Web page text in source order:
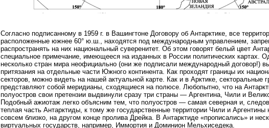
Согласно подписанному в 1959 г. в Вашингтоне Договору об Антарктике, все
расположенные южнее 60° ю.ш., находятся под международным управлением,
распространять на них национальный суверенитет. Об этом говорят белый цвет
специальное примечание, имеющееся на изданных в России политических картах.
несколько стран мира неофициально (они же подписали международный договор!)
притязания на отдельные части Южного континента. Как проходят границы их
секторов, можно видеть на нашей актуальной карте. Как и в Арктике, секторальные
представляют собой меридианы, сходящиеся на полюсе. Любопытно, что на
полуостров свои претензии выдвинули сразу три страны — Аргентина, Чили и
Подобный ажиотаж легко объясним тем, что полуостров — самая северная и,
теплая часть Антарктиды, к тому же государственные территории Чили и Аргентины
совсем близко, на другом конце пролива Дрейка. В Антарктиде «прописались» и
виртуальных государств, например, Иммортия и Доминион Мельхиседека.